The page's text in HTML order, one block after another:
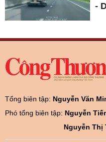
-
Tổng biên tập: Nguyễn Văn
Phó tổng biên tập: Nguyễn
Nguyễn Thị